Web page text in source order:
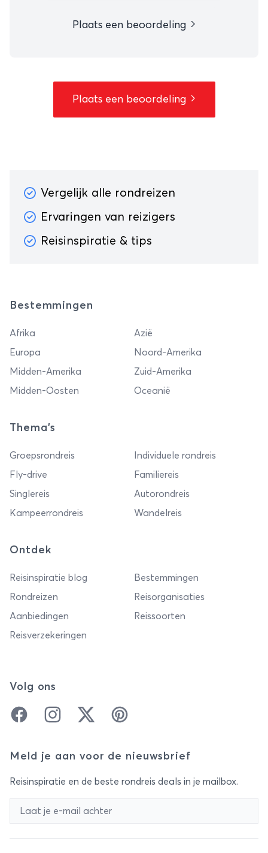
Plaats een beoordeling
Plaats een beoordeling
Vergelijk alle rondreizen
Ervaringen van reizigers
Reisinspiratie & tips
Bestemmingen
Afrika
Azië
Europa
Noord-Amerika
Midden-Amerika
Zuid-Amerika
Midden-Oosten
Oceanië
Thema's
Groepsrondreis
Individuele rondreis
Fly-drive
Familiereis
Singlereis
Autorondreis
Kampeerrondreis
Wandelreis
Ontdek
Reisinspiratie blog
Bestemmingen
Rondreizen
Reisorganisaties
Aanbiedingen
Reissoorten
Reisverzekeringen
Volg ons
FacebookInstagramTwitter Pinterest
Meld je aan voor de nieuwsbrief
Reisinspiratie en de beste rondreis deals in je mailbox.